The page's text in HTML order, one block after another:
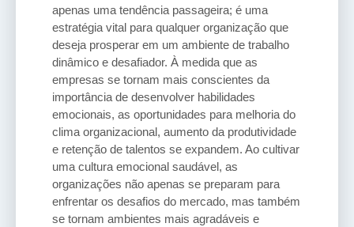
apenas uma tendência passageira; é uma
estratégia vital para qualquer organização que
deseja prosperar em um ambiente de trabalho
dinâmico e desafiador. À medida que as
empresas se tornam mais conscientes da
importância de desenvolver habilidades
emocionais, as oportunidades para melhoria do
clima organizacional, aumento da produtividade
e retenção de talentos se expandem. Ao cultivar
uma cultura emocional saudável, as
organizações não apenas se preparam para
enfrentar os desafios do mercado, mas também
se tornam ambientes mais agradáveis e